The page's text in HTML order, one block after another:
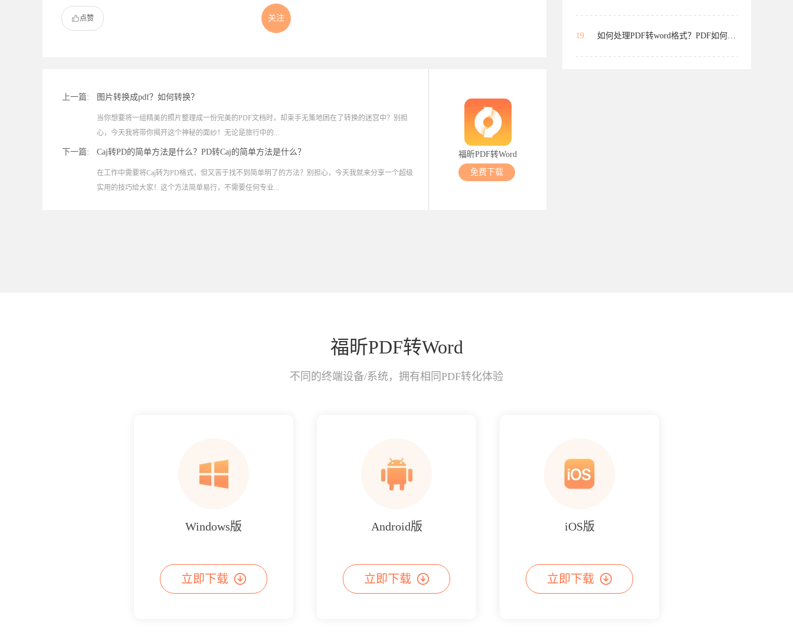
点赞 关注
上一篇: 图片转换成pdf？如何转换？
当你想要将一组精美的照片整理成一份完美的PDF文档时，却束手无策地困在了转换的迷宫中？别担
心，今天我将带你揭开这个神秘的面纱！无论是旅行中的...
下一篇: Caj转PD的简单方法是什么？PD转Caj的简单方法是什么？
在工作中需要将Caj转为PD格式，但又苦于找不到简单明了的方法？别担心，今天我就来分享一个超级
实用的技巧给大家！这个方法简单易行，不需要任何专业...
福昕PDF转Word
免费下载
19. 如何处理PDF转word格式？PDF如何免...
福昕PDF转Word
不同的终端设备/系统，拥有相同PDF转化体验
Windows版
立即下载
Android版
立即下载
iOS版
立即下载